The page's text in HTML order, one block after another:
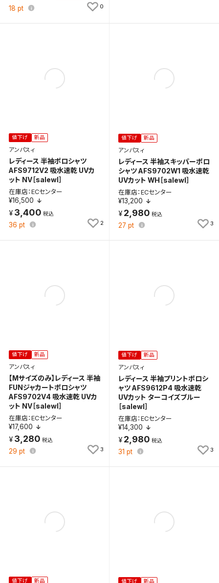
18 pt 0
値下げ 新品
アンパスィ
レディース 半袖ポロシャツ
AFS9712V2 吸水速乾 UVカ
ット NV［salewl］
在庫店：ECセンター
¥16,500
3,400
36 pt 2
値下げ 新品
アンパスィ
レディース 半袖スキッパーポロ
シャツ AFS9702W1 吸水速乾
UVカット WH［salewl］
在庫店：ECセンター
¥13,200
2,980
27 pt 3
値下げ 新品
アンパスィ
【Mサイズのみ】レディース 半袖
FUNジャカートポロシャツ
AFS9702V4 吸水速乾 UVカ
ット NV［salewl］
在庫店：ECセンター
¥17,600
3,280
29 pt 3
値下げ 新品
アンパスィ
レディース 半袖プリントポロシ
ャツ AFS9612P4 吸水速乾
UVカット ターコイズブルー
［salewl］
在庫店：ECセンター
¥14,300
2,980
31 pt 3
値下げ 新品 値下げ 新品
よく探す商品を、毎回条件指定することなく簡単に開